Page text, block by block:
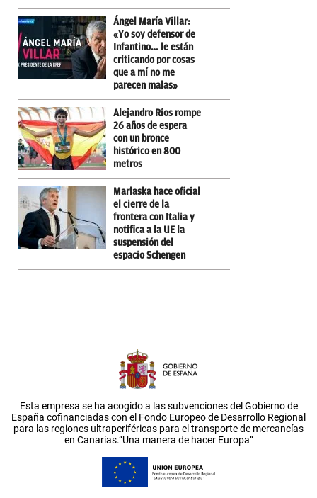
Ángel María Villar:
«Yo soy defensor de
Infantino… le están
criticando por cosas
que a mí no me
parecen malas»
Alejandro Ríos rompe
26 años de espera
con un bronce
histórico en 800
metros
Marlaska hace oficial
el cierre de la
frontera con Italia y
notifica a la UE la
suspensión del
espacio Schengen
Esta empresa se ha acogido a las subvenciones del Gobierno de
España cofinanciadas con el Fondo Europeo de Desarrollo Regional
para las regiones ultraperiféricas para el transporte de mercancías
en Canarias.”Una manera de hacer Europa”